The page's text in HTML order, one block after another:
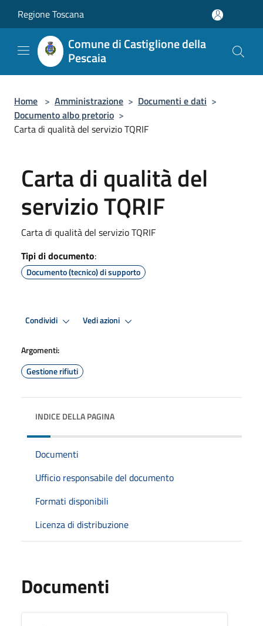
Regione Toscana
Comune di Castiglione della
Pescaia
Home > Amministrazione > Documenti e dati >
Documento albo pretorio >
Carta di qualità del servizio TQRIF
Carta di qualità del
servizio TQRIF
Carta di qualità del servizio TQRIF
Tipi di documento:
Documento (tecnico) di supporto
Condividi Vedi azioni
Argomenti:
Gestione rifiuti
INDICE DELLA PAGINA
Documenti
Ufficio responsabile del documento
Formati disponibili
Licenza di distribuzione
Documenti